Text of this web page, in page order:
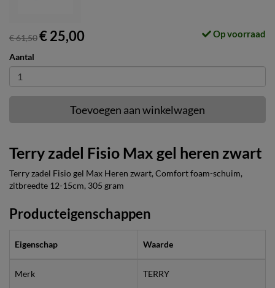
€ 61,50€ 25,00 Op voorraad
Aantal
Toevoegen aan winkelwagen
Terry zadel Fisio Max gel heren zwart
Terry zadel Fisio gel Max Heren zwart, Comfort foam-schuim,
zitbreedte 12-15cm, 305 gram
Producteigenschappen
Eigenschap Waarde
Merk TERRY